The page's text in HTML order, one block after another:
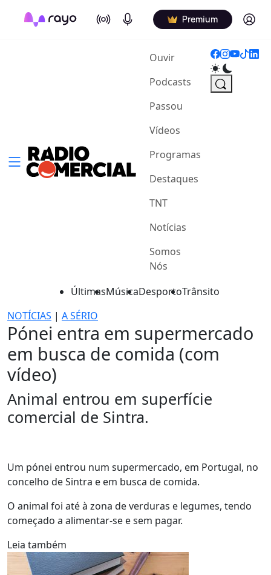
On Air Podcasts Premium Log in
Ouvir(current)
Podcasts
Passou
Vídeos
Programas
Destaques
TNT
Notícias
Somos
Nós
ÚltimasMúsicaDesportoTrânsito
NOTÍCIAS | A SÉRIO
Pónei entra em supermercado
em busca de comida (com
vídeo)
Animal entrou em superfície
comercial de Sintra.
Um pónei entrou num supermercado, em Portugal, no
concelho de Sintra e em busca de comida.
O animal foi até à zona de verduras e legumes, tendo
começado a alimentar-se e sem pagar.
Leia também